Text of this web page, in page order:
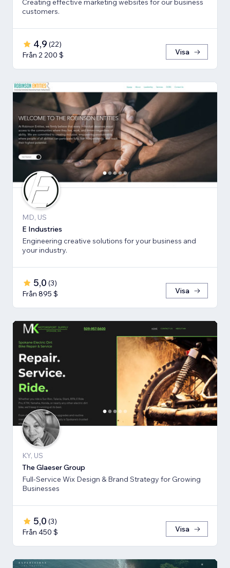
Creating effective marketing websites for our business
customers.
4,9 (22)
Från 2 200 $
Visa
MD, US
E Industries
Engineering creative solutions for your business and
your industry.
5,0 (3)
Från 895 $
Visa
KY, US
The Glaeser Group
Full-Service Wix Design & Brand Strategy for Growing
Businesses
5,0 (3)
Från 450 $
Visa